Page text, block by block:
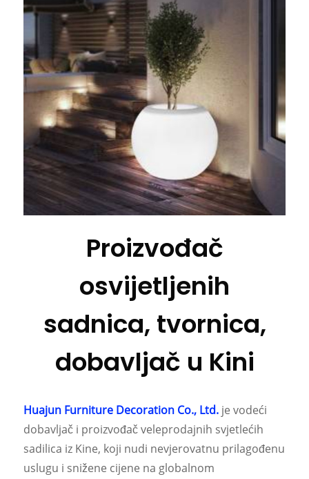
Proizvođač
osvijetljenih
sadnica, tvornica,
dobavljač u Kini
Huajun Furniture Decoration Co., Ltd. je vodeći
dobavljač i proizvođač veleprodajnih svjetlećih
sadilica iz Kine, koji nudi nevjerovatnu prilagođenu
uslugu i snižene cijene na globalnom